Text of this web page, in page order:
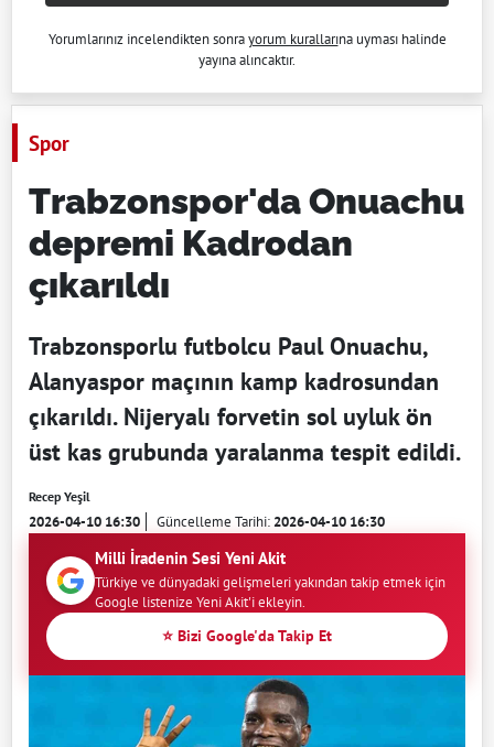
Yorumlarınız incelendikten sonrayorum kurallarına uyması halinde
yayına alıncaktır.
Spor
Trabzonspor'da Onuachu
depremi Kadrodan
çıkarıldı
Trabzonsporlu futbolcu Paul Onuachu,
Alanyaspor maçının kamp kadrosundan
çıkarıldı. Nijeryalı forvetin sol uyluk ön
üst kas grubunda yaralanma tespit edildi.
Recep Yeşil
2026-04-10 16:30 Güncelleme Tarihi:2026-04-10 16:30
Milli İradenin Sesi Yeni Akit
Türkiye ve dünyadaki gelişmeleri yakından takip etmek için
Google listenize Yeni Akit'i ekleyin.
⭐ Bizi Google'da Takip Et